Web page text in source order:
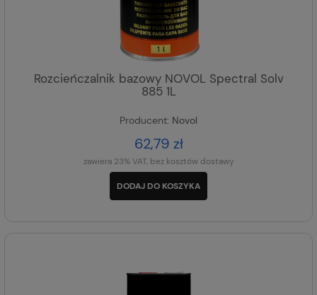
Rozcieńczalnik bazowy NOVOL Spectral Solv
885 1L
Producent: Novol
62,79 zł
zawiera 23% VAT, bez kosztów dostawy
DODAJ DO KOSZYKA